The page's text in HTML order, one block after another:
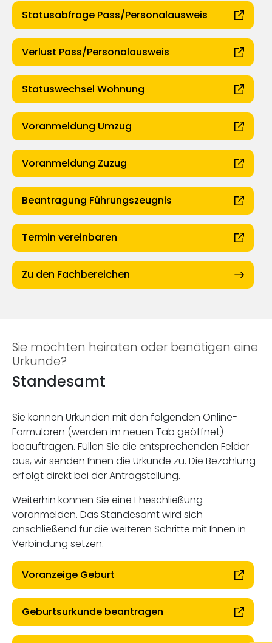
Statusabfrage Pass/Personalausweis
Verlust Pass/Personalausweis
Statuswechsel Wohnung
Voranmeldung Umzug
Voranmeldung Zuzug
Beantragung Führungszeugnis
Termin vereinbaren
Zu den Fachbereichen
Sie möchten heiraten oder benötigen eine
Urkunde?
Standesamt
Sie können Urkunden mit den folgenden Online-
Formularen (werden im neuen Tab geöffnet)
beauftragen. Füllen Sie die entsprechenden Felder
aus, wir senden Ihnen die Urkunde zu. Die Bezahlung
erfolgt direkt bei der Antragstellung.
Weiterhin können Sie eine Eheschließung
voranmelden. Das Standesamt wird sich
anschließend für die weiteren Schritte mit Ihnen in
Verbindung setzen.
Voranzeige Geburt
Geburtsurkunde beantragen